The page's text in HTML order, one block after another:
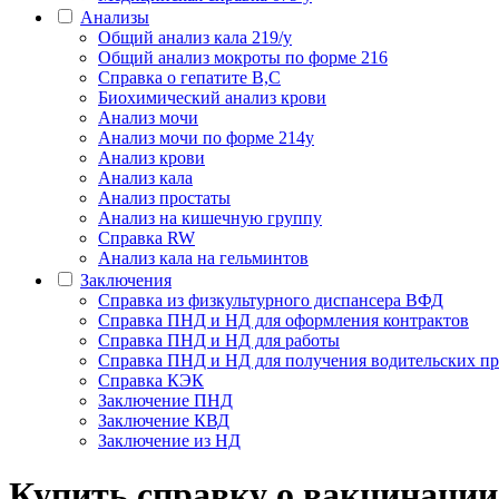
Анализы
Общий анализ кала 219/у
Общий анализ мокроты по форме 216
Справка о гепатите B,C
Биохимический анализ крови
Анализ мочи
Анализ мочи по форме 214у
Анализ крови
Анализ кала
Анализ простаты
Анализ на кишечную группу
Справка RW
Анализ кала на гельминтов
Заключения
Cправка из физкультурного диспансера ВФД
Справка ПНД и НД для оформления контрактов
Справка ПНД и НД для работы
Справка ПНД и НД для получения водительских
Справка КЭК
Заключение ПНД
Заключение КВД
Заключение из НД